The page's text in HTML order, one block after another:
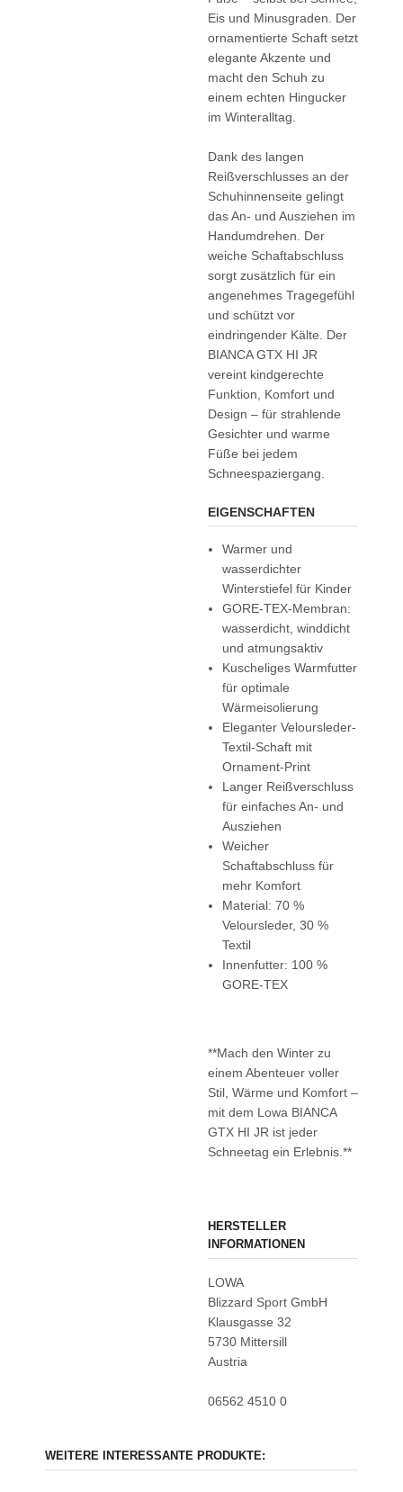
Eis und Minusgraden. Der
ornamentierte Schaft setzt
elegante Akzente und
macht den Schuh zu
einem echten Hingucker
im Winteralltag.
Dank des langen
Reißverschlusses an der
Schuhinnenseite gelingt
das An- und Ausziehen im
Handumdrehen. Der
weiche Schaftabschluss
sorgt zusätzlich für ein
angenehmes Tragegefühl
und schützt vor
eindringender Kälte. Der
BIANCA GTX HI JR
vereint kindgerechte
Funktion, Komfort und
Design – für strahlende
Gesichter und warme
Füße bei jedem
Schneespaziergang.
EIGENSCHAFTEN
Warmer und
wasserdichter
Winterstiefel für Kinder
GORE-TEX-Membran:
wasserdicht, winddicht
und atmungsaktiv
Kuscheliges Warmfutter
für optimale
Wärmeisolierung
Eleganter Veloursleder-
Textil-Schaft mit
Ornament-Print
Langer Reißverschluss
für einfaches An- und
Ausziehen
Weicher
Schaftabschluss für
mehr Komfort
Material: 70 %
Veloursleder, 30 %
Textil
Innenfutter: 100 %
GORE-TEX
**Mach den Winter zu
einem Abenteuer voller
Stil, Wärme und Komfort –
mit dem Lowa BIANCA
GTX HI JR ist jeder
Schneetag ein Erlebnis.**
HERSTELLER
INFORMATIONEN
LOWA
Blizzard Sport GmbH
Klausgasse 32
5730 Mittersill
Austria
06562 4510 0
WEITERE INTERESSANTE PRODUKTE: